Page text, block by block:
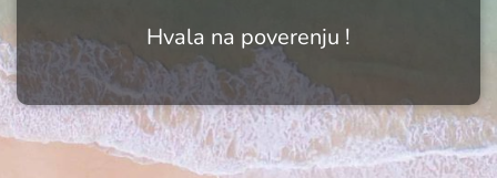
Hvala na poverenju !